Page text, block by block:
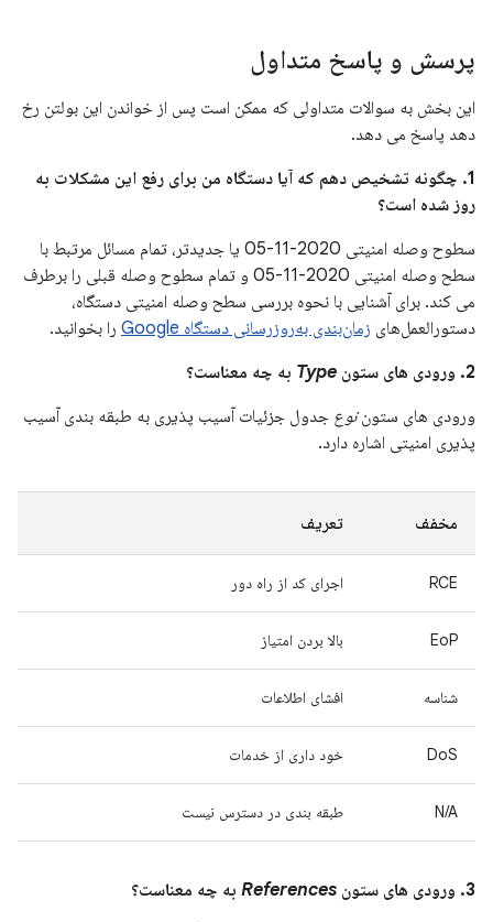
پرسش و پاسخ متداول
این بخش به سوالات متداولی که ممکن است پس از خواندن این بولتن رخ
دهد پاسخ می دهد.
1. چگونه تشخیص دهم که آیا دستگاه من برای رفع این مشکلات به
روز شده است؟
سطوح وصله امنیتی 2020-11-05 یا جدیدتر، تمام مسائل مرتبط با
سطح وصله امنیتی 2020-11-05 و تمام سطوح وصله قبلی را برطرف
می کند. برای آشنایی با نحوه بررسی سطح وصله امنیتی دستگاه،
دستورالعمل‌های زمان‌بندی به‌روزرسانی دستگاه Google
را بخوانید.
2. ورودی های ستون
Type به چه معناست؟
ورودی های ستوننوع جدول جزئیات آسیب پذیری به طبقه بندی آسیب
پذیری امنیتی اشاره دارد.
مخفف تعریف
RCE اجرای کد از راه دور
EoP بالا بردن امتیاز
شناسه افشای اطلاعات
DoS خود داری از خدمات
N/A طبقه بندی در دسترس نیست
3. ورودی های ستون References به چه معناست؟